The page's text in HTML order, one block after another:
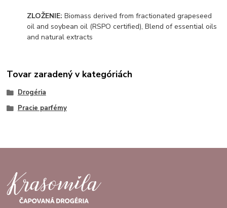
ZLOŽENIE:Biomass derived from fractionated grapeseed
oil and soybean oil (RSPO certified), Blend of essential oils
and natural extracts
Tovar zaradený v kategóriách
Drogéria
Pracie parfémy